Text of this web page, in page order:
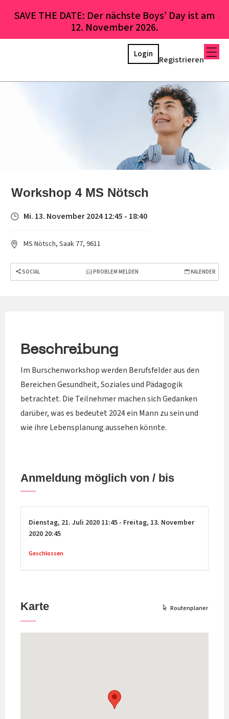
SAVE THE DATE: Der nächste Boys’ Day ist am
12. November 2026.
Registrieren
Login
Workshop 4 MS Nötsch
Mi. 13. November 2024 12:45 - 18:40
MS Nötsch, Saak 77, 9611
SOCIAL PROBLEM MELDEN KALENDER
Beschreibung
Im Burschenworkshop werden Berufsfelder aus den
Bereichen Gesundheit, Soziales und Pädagogik
betrachtet. Die Teilnehmer machen sich Gedanken
darüber, was es bedeutet 2024 ein Mann zu sein und
wie ihre Lebensplanung aussehen könnte.
Anmeldung möglich von / bis
Dienstag, 21. Juli 2020 11:45 - Freitag, 13. November
2020 20:45
Geschlossen
Karte Routenplaner